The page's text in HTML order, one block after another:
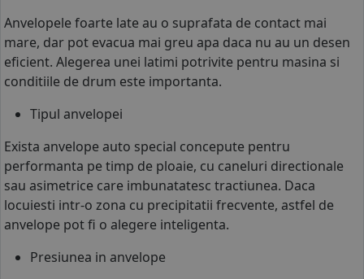
Anvelopele foarte late au o suprafata de contact mai
mare, dar pot evacua mai greu apa daca nu au un desen
eficient. Alegerea unei latimi potrivite pentru masina si
conditiile de drum este importanta.
Tipul anvelopei
Exista anvelope auto special concepute pentru
performanta pe timp de ploaie, cu caneluri directionale
sau asimetrice care imbunatatesc tractiunea. Daca
locuiesti intr-o zona cu precipitatii frecvente, astfel de
anvelope pot fi o alegere inteligenta.
Presiunea in anvelope